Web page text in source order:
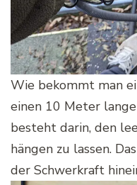
Wie bekommt man
einen 10 Meter
besteht darin, den
hängen zu lassen.
der Schwerkraft